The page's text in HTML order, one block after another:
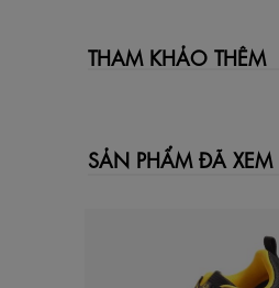
THAM KHẢO THÊM
SẢN PHẨM ĐÃ XEM